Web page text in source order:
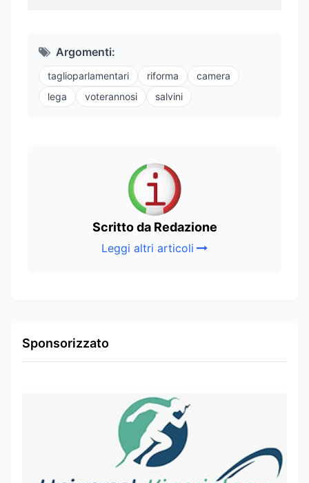
Argomenti:
taglioparlamentari riforma
camera
lega
voterannosi salvini
Scritto da Redazione
Leggi altri articoli
Sponsorizzato